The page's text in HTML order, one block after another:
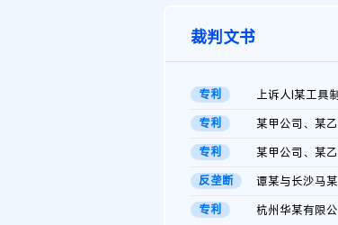
裁判文书
专利
专利
专利
反垄断
专利